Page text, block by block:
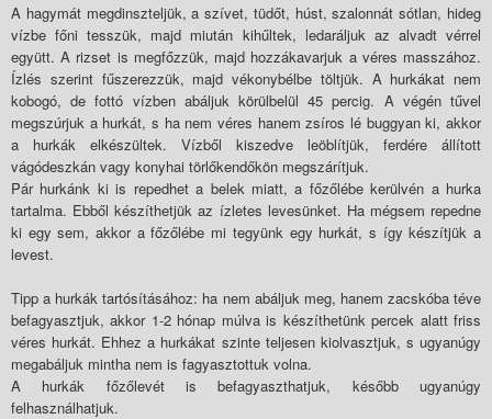
A hagymát megdinszteljük, a szívet, tüdőt, húst, szalonnát sótlan, hideg
vízbe főni tesszük, majd miután kihűltek, ledaráljuk az alvadt vérrel
együtt. A rizset is megfőzzük, majd hozzákavarjuk a véres masszához.
Ízlés szerint fűszerezzük, majd vékonybélbe töltjük. A hurkákat nem
kobogó, de fottó vízben abáljuk körülbelül 45 percig. A végén tűvel
megszúrjuk a hurkát, s ha nem véres hanem zsíros lé buggyan ki, akkor
a hurkák elkészültek. Vízből kiszedve leöblítjük, ferdére állított
vágódeszkán vagy konyhai törlőkendőkön megszárítjuk.
Pár hurkánk ki is repedhet a belek miatt, a főzőlébe kerülvén a hurka
tartalma. Ebből készíthetjük az ízletes levesünket. Ha mégsem repedne
ki egy sem, akkor a főzőlébe mi tegyünk egy hurkát, s így készítjük a
levest.
Tipp a hurkák tartósításához: ha nem abáljuk meg, hanem zacskóba téve
befagyasztjuk, akkor 1-2 hónap múlva is készíthetünk percek alatt friss
véres hurkát. Ehhez a hurkákat szinte teljesen kiolvasztjuk, s ugyanúgy
megabáljuk mintha nem is fagyasztottuk volna.
A hurkák főzőlevét is befagyaszthatjuk, később ugyanúgy
felhasználhatjuk.